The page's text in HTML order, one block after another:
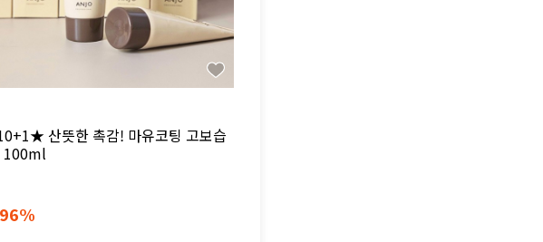
산뜻한 촉감! 마유코팅 고보습
100ml
96%